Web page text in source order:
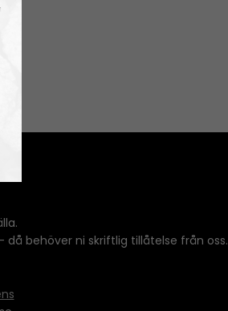
behöver ni skriftlig tillåtelse från oss.